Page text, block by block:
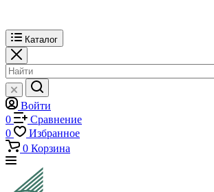
Каталог
Войти
0
Сравнение
0
Избранное
0 Корзина